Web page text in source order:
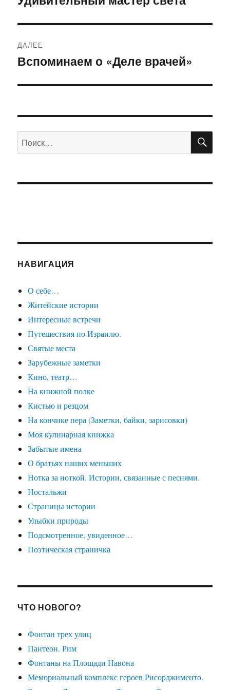
ДАЛЕЕ
Следующая
Вспоминаем о «Деле врачей»
Искать:
НАВИГАЦИЯ
О себе…
Житейские истории
Интересные встречи
Путешествия по Израилю.
Святые места
Зарубежные заметки
Кино, театр…
На книжной полке
Кистью и резцом
На кончике пера (Заметки, байки, зарисовки)
Моя кулинарная книжка
Забытые имена
О братьях наших меньших
Нотка за ноткой. Истории, связанные с песнями.
Ностальжи
Страницы истории
Улыбки природы
Подсмотренное, увиденное…
Поэтическая страничка
ЧТО НОВОГО?
Фонтан трех улиц
Пантеон. Рим
Фонтаны на Площади Навона
Мемориальный комплекс героев Рисорджименто.